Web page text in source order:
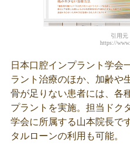
引用元
https://
日本口腔インプラント学会
ラント治療のほか、加齢や
骨が足りない患者には、各
プラントを実施。担当ドク
学会に所属する山本院長で
タルローンの利用も可能。